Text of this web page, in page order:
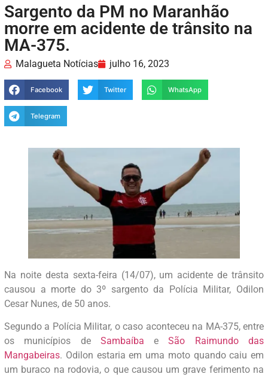
Sargento da PM no Maranhão
morre em acidente de trânsito na
MA-375.
Malagueta Notícias julho 16, 2023
Facebook Twitter WhatsApp
Telegram
Na noite desta sexta-feira (14/07), um acidente de trânsito
causou a morte do 3º sargento da Polícia Militar, Odilon
Cesar Nunes, de 50 anos.
Segundo a Polícia Militar, o caso aconteceu na MA-375, entre
os municípios de Sambaíba eSão Raimundo das
Mangabeiras. Odilon estaria em uma moto quando caiu em
um buraco na rodovia, o que causou um grave ferimento na